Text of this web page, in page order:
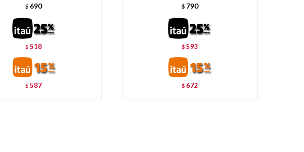
$ 690
$518
$587
$ 790
$593
$ 672